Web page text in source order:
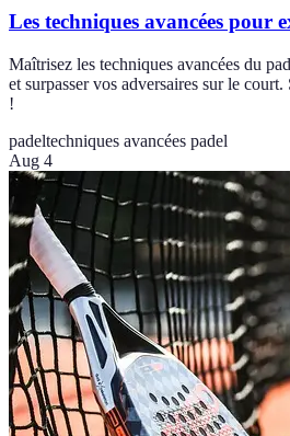
Les techniques avancées pour
Maîtrisez les techniques avancées du
et surpasser vos adversaires sur le
!
padeltechniques avancées padel
Aug 4